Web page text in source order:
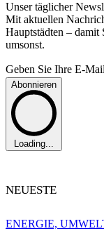
Unser täglicher
Mit aktuellen
Hauptstädten –
umsonst.
Geben Sie Ihre E-
Abonnieren
Loading...
NEUESTE
ENERGIE,